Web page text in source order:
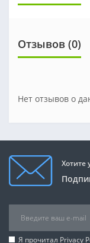
Отзывов (0)
Нет отзывов о
Хотите
Я прочитал Privacy